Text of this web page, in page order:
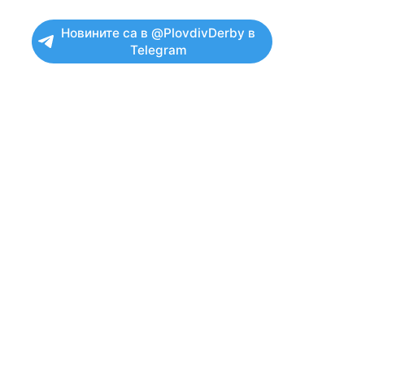
Новините са в @PlovdivDerby в
Telegram